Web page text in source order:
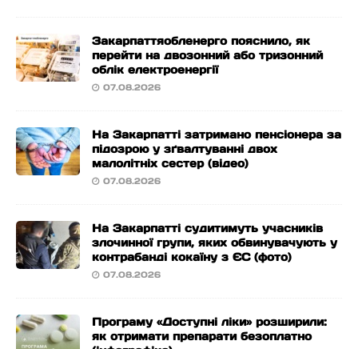
Закарпаттяобленерго пояснило, як
перейти на двозонний або тризонний
облік електроенергії
07.08.2026
На Закарпатті затримано пенсіонера за
підозрою у зґвалтуванні двох
малолітніх сестер (відео)
07.08.2026
На Закарпатті судитимуть учасників
злочинної групи, яких обвинувачують у
контрабанді кокаїну з ЄС (фото)
07.08.2026
Програму «Доступні ліки» розширили:
як отримати препарати безоплатно